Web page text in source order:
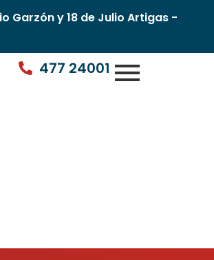
Garzón y 18 de Julio Artigas -
477 24001